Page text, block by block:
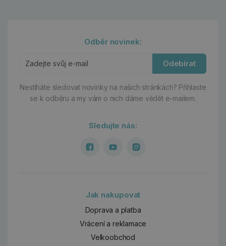
Odběr novinek:
Odebírat
Nestíháte sledovat novinky na našich stránkách? Přihlaste
se k odběru a my vám o nich dáme vědět e-mailem.
Sledujte nás:
Jak nakupovat
Doprava a platba
Vrácení a reklamace
Velkoobchod